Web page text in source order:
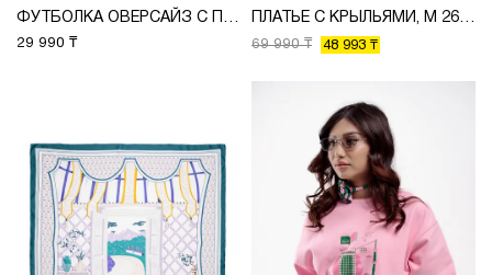
ФУТБОЛКА ОВЕРСАЙЗ С ПРИНТОМ, М 2625
29 990 ₸
ПЛАТЬЕ С КРЫЛЬЯМИ, М 2637
69 990 ₸
48 993 ₸